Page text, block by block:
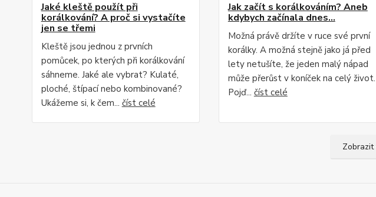
Jaké kleště použít při
korálkování? A proč si vystačíte
jen se třemi
Kleště jsou jednou z prvních
pomůcek, po kterých při korálkování
sáhneme. Jaké ale vybrat? Kulaté,
ploché, štípací nebo kombinované?
Ukážeme si, k čem... číst celé
Jak začít s korálkováním? Aneb
kdybych začínala dnes...
Možná právě držíte v ruce své první
korálky. A možná stejně jako já před
lety netušíte, že jeden malý nápad
může přerůst v koníček na celý život.
Pojď... číst celé
Zobrazit